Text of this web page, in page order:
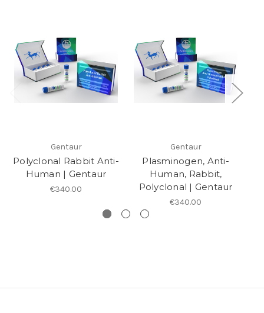
Gentaur
Polyclonal Rabbit Anti-
Human | Gentaur
€340.00
Gentaur
Plasminogen, Anti-
Human, Rabbit,
Polyclonal | Gentaur
€340.00